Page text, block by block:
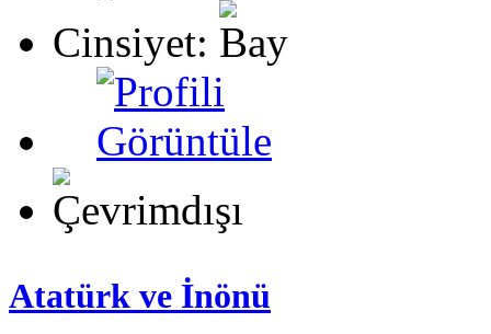
Cinsiyet:
Atatürk ve İnönü